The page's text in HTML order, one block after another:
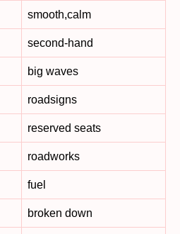
smooth,calm
second-hand
big waves
roadsigns
reserved seats
roadworks
fuel
broken down